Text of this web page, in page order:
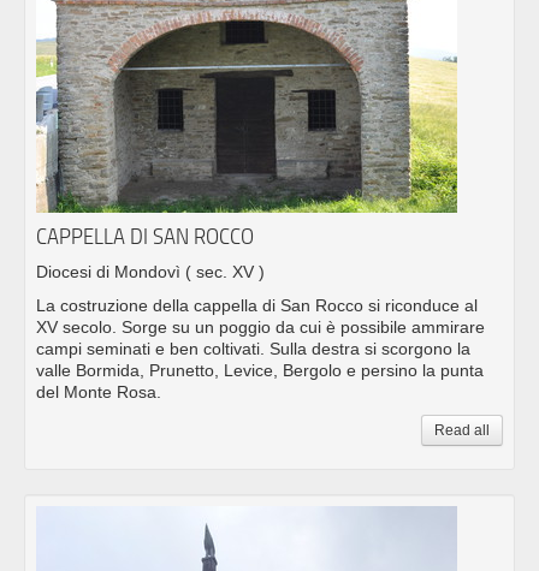
CAPPELLA DI SAN ROCCO
Diocesi di Mondovì ( sec. XV )
La costruzione della cappella di San Rocco si riconduce al
XV secolo. Sorge su un poggio da cui è possibile ammirare
campi seminati e ben coltivati. Sulla destra si scorgono la
valle Bormida, Prunetto, Levice, Bergolo e persino la punta
del Monte Rosa.
Read all